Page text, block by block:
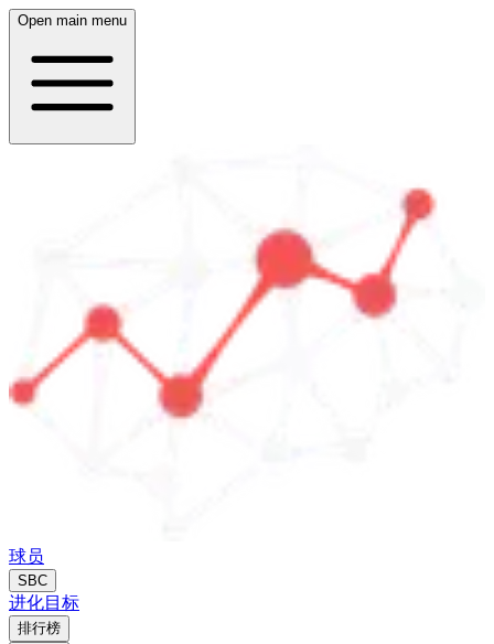
Open main menu
球员
SBC
进化目标
排行榜